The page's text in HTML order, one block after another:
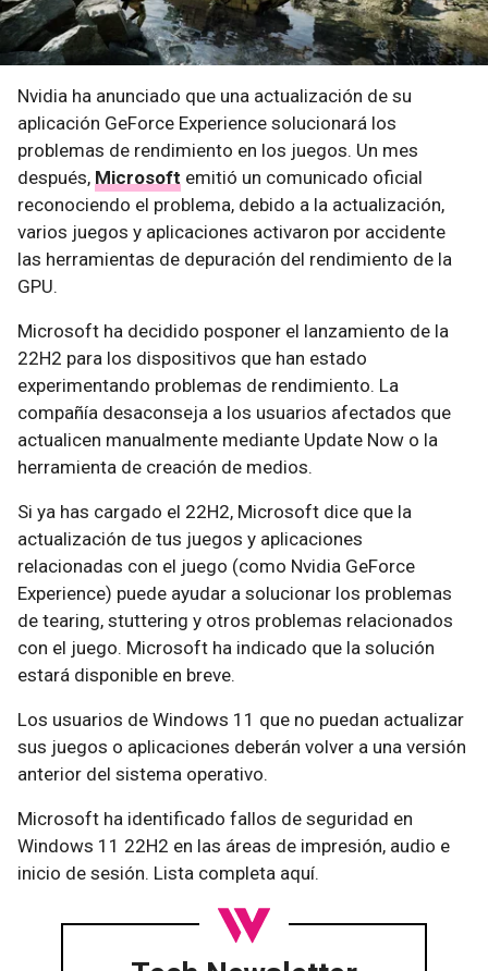
Nvidia ha anunciado que una actualización de su
aplicación GeForce Experience solucionará los
problemas de rendimiento en los juegos. Un mes
después, Microsoft emitió un comunicado oficial
reconociendo el problema, debido a la actualización,
varios juegos y aplicaciones activaron por accidente
las herramientas de depuración del rendimiento de la
GPU.
Microsoft ha decidido posponer el lanzamiento de la
22H2 para los dispositivos que han estado
experimentando problemas de rendimiento. La
compañía desaconseja a los usuarios afectados que
actualicen manualmente mediante Update Now o la
herramienta de creación de medios.
Si ya has cargado el 22H2, Microsoft dice que la
actualización de tus juegos y aplicaciones
relacionadas con el juego (como Nvidia GeForce
Experience) puede ayudar a solucionar los problemas
de tearing, stuttering y otros problemas relacionados
con el juego. Microsoft ha indicado que la solución
estará disponible en breve.
Los usuarios de Windows 11 que no puedan actualizar
sus juegos o aplicaciones deberán volver a una versión
anterior del sistema operativo.
Microsoft ha identificado fallos de seguridad en
Windows 11 22H2 en las áreas de impresión, audio e
inicio de sesión. Lista completa aquí.